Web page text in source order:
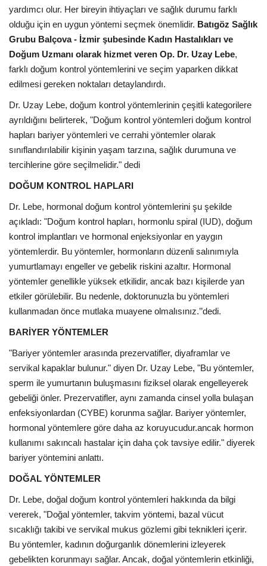
yardımcı olur. Her bireyin ihtiyaçları ve sağlık durumu farklı
olduğu için en uygun yöntemi seçmek önemlidir. Batıgöz Sağlık
Grubu Balçova - İzmir şubesinde Kadın Hastalıkları ve
Doğum Uzmanı olarak hizmet veren Op. Dr. Uzay Lebe,
farklı doğum kontrol yöntemlerini ve seçim yaparken dikkat
edilmesi gereken noktaları detaylandırdı.
Dr. Uzay Lebe, doğum kontrol yöntemlerinin çeşitli kategorilere
ayrıldığını belirterek, "Doğum kontrol yöntemleri doğum kontrol
hapları bariyer yöntemleri ve cerrahi yöntemler olarak
sınıflandırılabilir kişinin yaşam tarzına, sağlık durumuna ve
tercihlerine göre seçilmelidir." dedi
DOĞUM KONTROL HAPLARI
Dr. Lebe, hormonal doğum kontrol yöntemlerini şu şekilde
açıkladı: "Doğum kontrol hapları, hormonlu spiral (IUD), doğum
kontrol implantları ve hormonal enjeksiyonlar en yaygın
yöntemlerdir. Bu yöntemler, hormonların düzenli salınımıyla
yumurtlamayı engeller ve gebelik riskini azaltır. Hormonal
yöntemler genellikle yüksek etkilidir, ancak bazı kişilerde yan
etkiler görülebilir. Bu nedenle, doktorunuzla bu yöntemleri
kullanmadan önce mutlaka muayene olmalısınız.’’dedi.
BARİYER YÖNTEMLER
"Bariyer yöntemler arasında prezervatifler, diyaframlar ve
servikal kapaklar bulunur." diyen Dr. Uzay Lebe, "Bu yöntemler,
sperm ile yumurtanın buluşmasını fiziksel olarak engelleyerek
gebeliği önler. Prezervatifler, aynı zamanda cinsel yolla bulaşan
enfeksiyonlardan (CYBE) korunma sağlar. Bariyer yöntemler,
hormonal yöntemlere göre daha az koruyucudur.ancak hormon
kullanımı sakıncalı hastalar için daha çok tavsiye edilir." diyerek
bariyer yöntemini anlattı.
DOĞAL YÖNTEMLER
Dr. Lebe, doğal doğum kontrol yöntemleri hakkında da bilgi
vererek, "Doğal yöntemler, takvim yöntemi, bazal vücut
sıcaklığı takibi ve servikal mukus gözlemi gibi teknikleri içerir.
Bu yöntemler, kadının doğurganlık dönemlerini izleyerek
gebelikten korunmayı sağlar. Ancak, doğal yöntemlerin etkinliği,